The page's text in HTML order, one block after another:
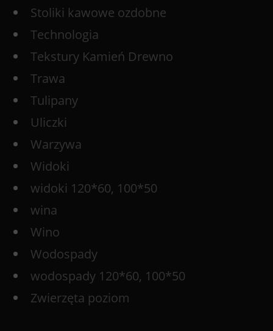
Stoliki kawowe ozdobne
Technologia
Tekstury Kamień Drewno
Trawa
Tulipany
Uliczki
Warzywa
Widoki
widoki 120*60, 100*50
wina
Wino
Wodospady
wodospady 120*60, 100*50
Zwierzęta poziom